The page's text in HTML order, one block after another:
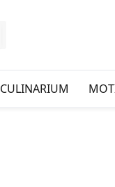
CULINARIUM